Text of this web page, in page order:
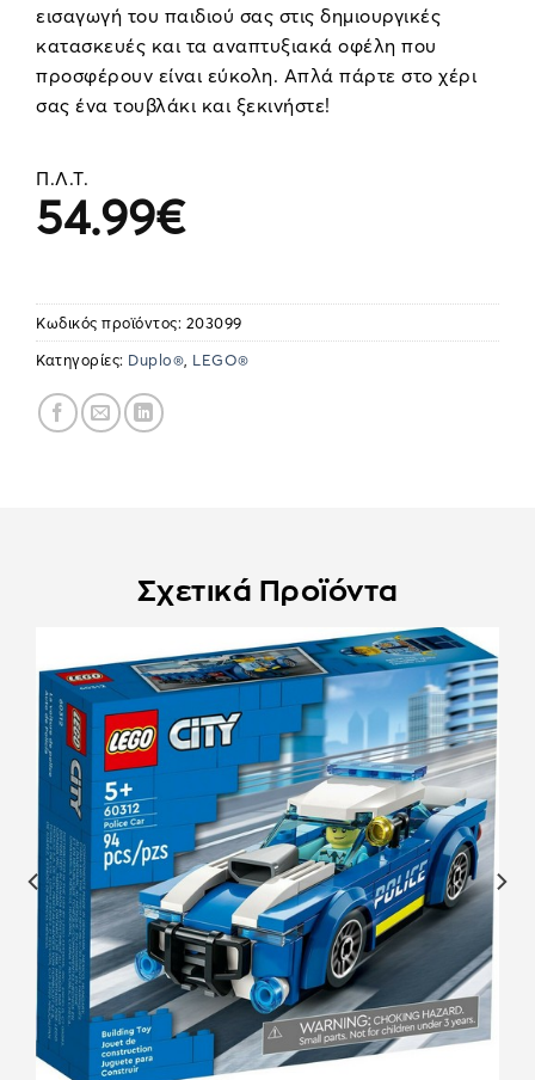
εισαγωγή του παιδιού σας στις δημιουργικές
κατασκευές και τα αναπτυξιακά οφέλη που
προσφέρουν είναι εύκολη. Απλά πάρτε στο χέρι
σας ένα τουβλάκι και ξεκινήστε!
Π.Λ.Τ.
54.99€
Κωδικός προϊόντος: 203099
Κατηγορίες: Duplo®, LEGO®
Σχετικά Προϊόντα